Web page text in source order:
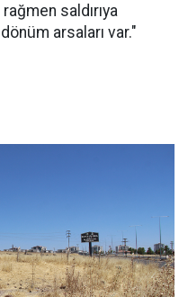
saldırıya
arsaları var."